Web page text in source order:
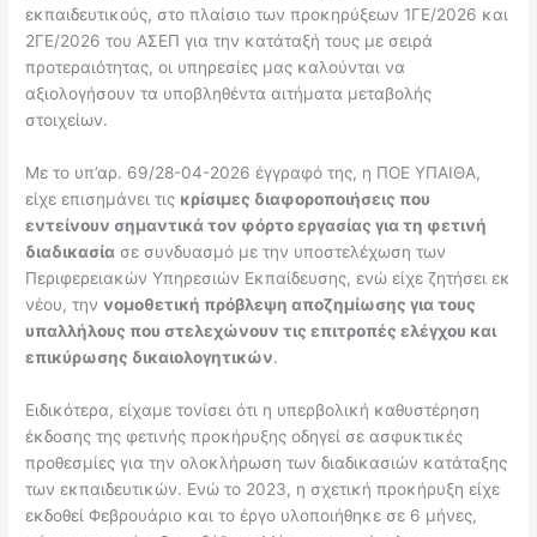
εκπαιδευτικούς, στο πλαίσιο των προκηρύξεων 1ΓΕ/2026 και
2ΓΕ/2026 του ΑΣΕΠ για την κατάταξή τους με σειρά
προτεραιότητας, οι υπηρεσίες μας καλούνται να
αξιολογήσουν τα υποβληθέντα αιτήματα μεταβολής
στοιχείων.
Με το υπ’αρ. 69/28-04-2026 έγγραφό της, η ΠΟΕ ΥΠΑΙΘΑ,
είχε επισημάνει τις κρίσιμες διαφοροποιήσεις που
εντείνουν σημαντικά τον φόρτο εργασίας για τη φετινή
διαδικασία σε συνδυασμό με την υποστελέχωση των
Περιφερειακών Υπηρεσιών Εκπαίδευσης, ενώ είχε ζητήσει εκ
νέου, τηννομοθετική πρόβλεψη αποζημίωσης για τους
υπαλλήλους που στελεχώνουν τις επιτροπές ελέγχου και
επικύρωσης δικαιολογητικών.
Ειδικότερα, είχαμε τονίσει ότι η υπερβολική καθυστέρηση
έκδοσης της φετινής προκήρυξης οδηγεί σε ασφυκτικές
προθεσμίες για την ολοκλήρωση των διαδικασιών κατάταξης
των εκπαιδευτικών. Ενώ το 2023, η σχετική προκήρυξη είχε
εκδοθεί Φεβρουάριο και το έργο υλοποιήθηκε σε 6 μήνες,